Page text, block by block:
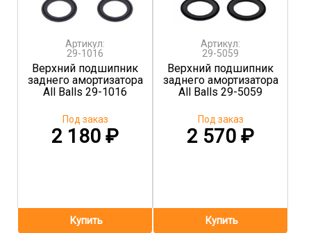
Артикул:
29-1016
Верхний подшипник
заднего амортизатора
All Balls 29-1016
2 180 ₽
Под заказ
Артикул:
29-5059
Верхний подшипник
заднего амортизатора
All Balls 29-5059
2 570₽
Под заказ